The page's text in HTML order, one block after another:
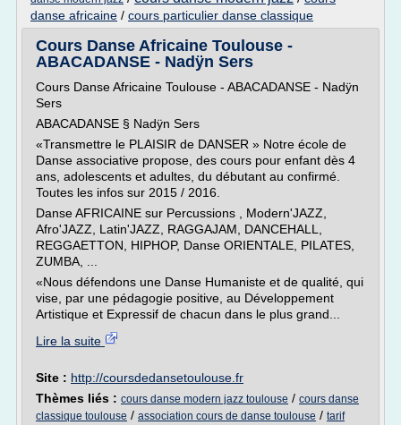
danse africaine / cours particulier danse classique
Cours Danse Africaine Toulouse -
ABACADANSE - Nadÿn Sers
Cours Danse Africaine Toulouse - ABACADANSE - Nadÿn
Sers
ABACADANSE § Nadÿn Sers
«Transmettre le PLAISIR de DANSER » Notre école de
Danse associative propose, des cours pour enfant dès 4
ans, adolescents et adultes, du débutant au confirmé.
Toutes les infos sur 2015 / 2016.
Danse AFRICAINE sur Percussions , Modern'JAZZ,
Afro'JAZZ, Latin'JAZZ, RAGGAJAM, DANCEHALL,
REGGAETTON, HIPHOP, Danse ORIENTALE, PILATES,
ZUMBA, ...
«Nous défendons une Danse Humaniste et de qualité, qui
vise, par une pédagogie positive, au Développement
Artistique et Expressif de chacun dans le plus grand...
Lire la suite
Site : http://coursdedansetoulouse.fr
Thèmes liés : cours danse modern jazz toulouse / cours danse
classique toulouse / association cours de danse toulouse / tarif